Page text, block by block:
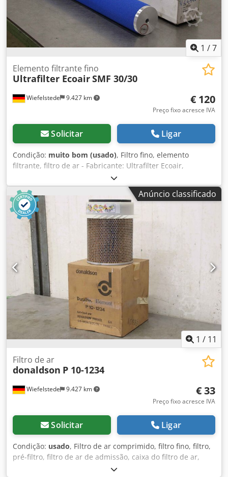
1 /7
Wiefelstede 9.427 km
Elemento filtrante fino
Ultrafilter EcoairSMF 30/30
€ 120
Preço fixo acresce IVA
Solicitar Ligar
Condição: muito bom (usado), Filtro fino, elemento
filtrante, filtro de ar - Fabricante: Ultrafilter Ecoair,
embalagem original - Tipo: SMF 30/30 - Preço: por unidade
Dwodpfob A In Eox Af Esa - Quantidade: 2 unidades -
Dimensões: Ø 86 x 775 mm - Peso: 1,4 kgAnúncio classificado
1 / 11
Wiefelstede 9.427 km
Filtro de ar
donaldson P 10-1234
€ 33
Preço fixo acresce IVA
Solicitar Ligar
Condição: usado, Filtro de ar comprimido, filtro fino, filtro,
pré-filtro, filtro de ar de admissão, caixa do filtro de ar,
caixa do filtro de ar, filtro de ar do gerador -fabricante: